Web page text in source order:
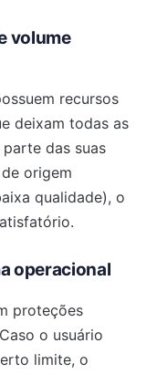
volume
recursos
deixam todas as
parte das suas
origem
qualidade), o
operacional
proteções
o usuário
limite, o